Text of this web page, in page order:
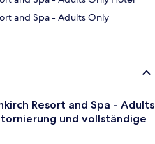
and Spa - Adults Only
Resort and Spa - Adults
und vollständige